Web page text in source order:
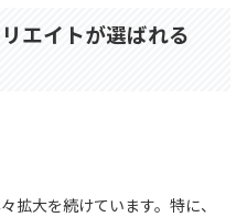
エイトが選ばれる
拡大を続けています。特に、